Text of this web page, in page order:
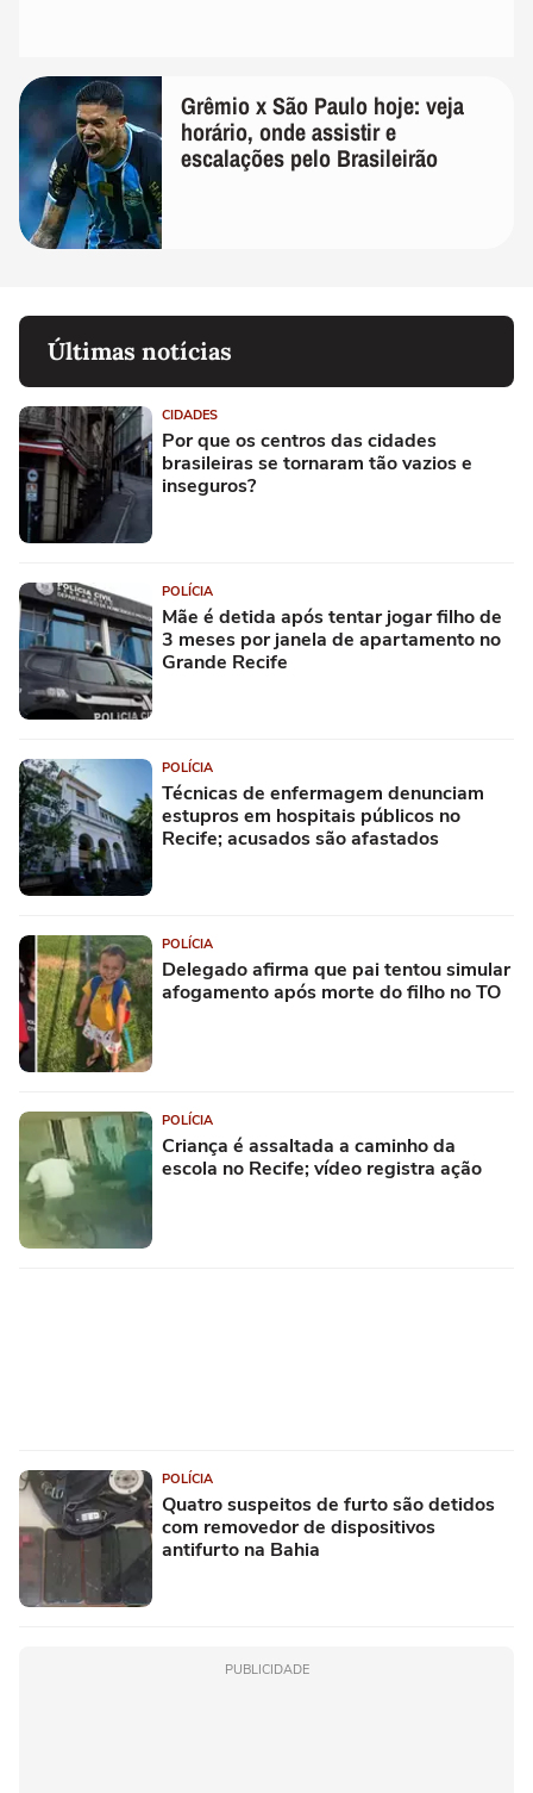
Grêmio x São Paulo hoje: veja
horário, onde assistir e
escalações pelo Brasileirão
Últimas notícias
CIDADES
Por que os centros das cidades
brasileiras se tornaram tão vazios e
inseguros?
POLÍCIA
Mãe é detida após tentar jogar filho de
3 meses por janela de apartamento no
Grande Recife
POLÍCIA
Técnicas de enfermagem denunciam
estupros em hospitais públicos no
Recife; acusados são afastados
POLÍCIA
Delegado afirma que pai tentou simular
afogamento após morte do filho no TO
POLÍCIA
Criança é assaltada a caminho da
escola no Recife; vídeo registra ação
POLÍCIA
Quatro suspeitos de furto são detidos
com removedor de dispositivos
antifurto na Bahia
PUBLICIDADE